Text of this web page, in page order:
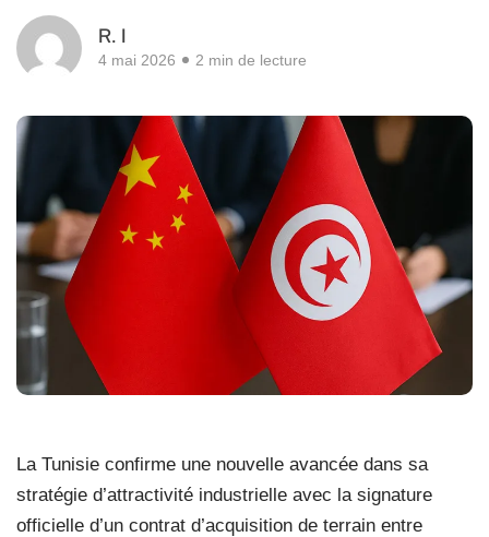
R. I
4 mai 2026 2 min de lecture
La Tunisie confirme une nouvelle avancée dans sa
stratégie d’attractivité industrielle avec la signature
officielle d’un contrat d’acquisition de terrain entre